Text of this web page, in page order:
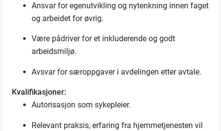
Ansvar for egenutvikling og nytenkning innen faget
og arbeidet for øvrig.
Være pådriver for et inkluderende og godt
arbeidsmiljø.
Avsvar for særoppgaver i avdelingen etter avtale.
Kvalifikasjoner:
Autorisasjon som sykepleier.
Relevant praksis, erfaring fra hjemmetjenesten vil